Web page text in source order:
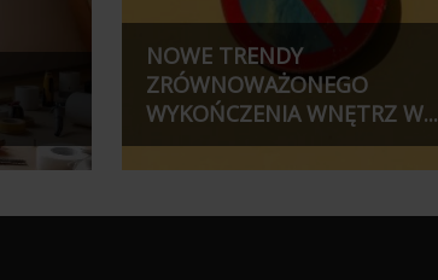
NOWE TRENDY
ZRÓWNOWAŻONEGO
WYKOŃCZENIA WNĘTRZ W...